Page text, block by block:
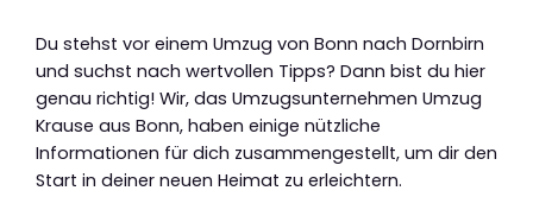
Du stehst vor einem Umzug von Bonn nach Dornbirn
und suchst nach wertvollen Tipps? Dann bist du hier
genau richtig! Wir, das Umzugsunternehmen Umzug
Krause aus Bonn, haben einige nützliche
Informationen für dich zusammengestellt, um dir den
Start in deiner neuen Heimat zu erleichtern.